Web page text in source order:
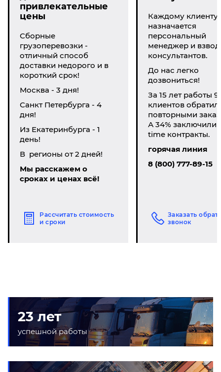
привлекательные
цены
Сборные
грузоперевозки -
отличный способ
доставки недорого и в
короткий срок!
Москва - 3 дня!
Санкт Петербурга - 4
дня!
Из Екатеринбурга - 1
день!
В регионы от 2 дней!
Мы расскажем о
сроках и ценах всё!
Рассчитать стоимость
и сроки
Каждому клиенту
назначается
персональный
менеджер и взвод
консультантов.
До нас легко
дозвониться!
За 15 лет работы
клиентов
повторными
А 34% заключили
time контракты.
горячая линия
8 (800) 777-89-15
Заказать
звонок
23 лет
успешной работы